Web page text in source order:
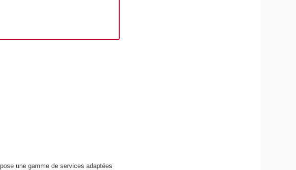
une gamme de services adaptées